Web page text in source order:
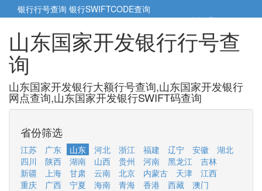
银行行号查询 银行SWIFTCODE查询
5cm小帮手5cm.cn
山东国家开发银行行号查
询
山东国家开发银行大额行号查询,山东国家开发银行
网点查询,山东国家开发银行SWIFT码查询
省份筛选
江苏 广东 山东 河北 浙江 福建 辽宁 安徽
湖北
四川
陕西 湖南 山西 贵州 河南 黑龙江
吉林
新疆
上海 甘肃 云南 北京 内蒙古 天津
江西
重庆
广西 宁夏 海南 青海 香港 西藏
澳门